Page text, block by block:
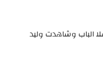
الباب وشاهدت وليد